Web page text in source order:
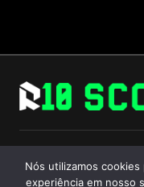
Follow Us
Nós utilizamos
experiência em nosso